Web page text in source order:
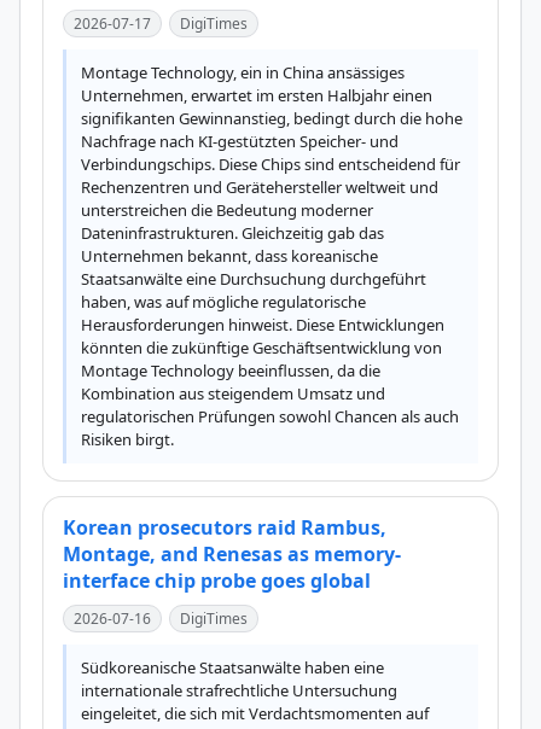
2026-07-17 DigiTimes
Montage Technology, ein in China ansässiges
Unternehmen, erwartet im ersten Halbjahr einen
signifikanten Gewinnanstieg, bedingt durch die hohe
Nachfrage nach KI-gestützten Speicher- und
Verbindungschips. Diese Chips sind entscheidend für
Rechenzentren und Gerätehersteller weltweit und
unterstreichen die Bedeutung moderner
Dateninfrastrukturen. Gleichzeitig gab das
Unternehmen bekannt, dass koreanische
Staatsanwälte eine Durchsuchung durchgeführt
haben, was auf mögliche regulatorische
Herausforderungen hinweist. Diese Entwicklungen
könnten die zukünftige Geschäftsentwicklung von
Montage Technology beeinflussen, da die
Kombination aus steigendem Umsatz und
regulatorischen Prüfungen sowohl Chancen als auch
Risiken birgt.
Korean prosecutors raid Rambus,
Montage, and Renesas as memory-
interface chip probe goes global
2026-07-16 DigiTimes
Südkoreanische Staatsanwälte haben eine
internationale strafrechtliche Untersuchung
eingeleitet, die sich mit Verdachtsmomenten auf